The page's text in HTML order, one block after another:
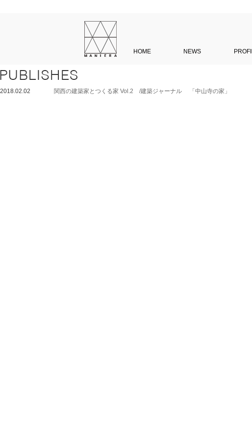
HOME NEWS
2018.02.02 関西の建築家とつくる家 Vol.2 /建築ジャーナル 「中山寺の家」